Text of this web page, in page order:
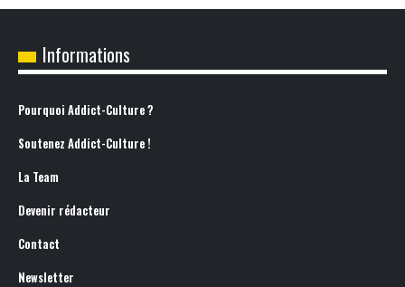
Informations
Pourquoi Addict-Culture ?
Soutenez Addict-Culture !
La Team
Devenir rédacteur
Contact
Newsletter